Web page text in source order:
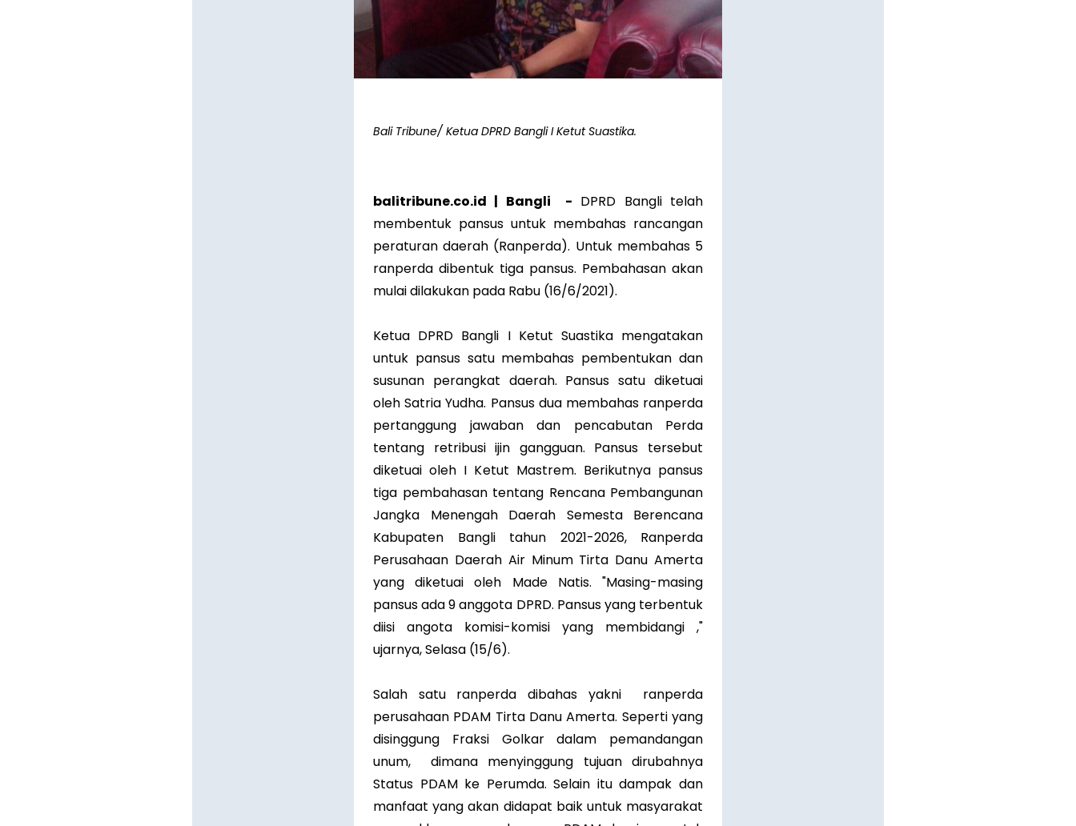
Bali Tribune/ Ketua DPRD Bangli I Ketut Suastika.
balitribune.co.id | Bangli - DPRD Bangli telah
membentuk pansus untuk membahas rancangan
peraturan daerah (Ranperda). Untuk membahas 5
ranperda dibentuk tiga pansus. Pembahasan akan
mulai dilakukan pada Rabu (16/6/2021).
Ketua DPRD Bangli I Ketut Suastika mengatakan
untuk pansus satu membahas pembentukan dan
susunan perangkat daerah. Pansus satu diketuai
oleh Satria Yudha. Pansus dua membahas ranperda
pertanggung jawaban dan pencabutan Perda
tentang retribusi ijin gangguan. Pansus tersebut
diketuai oleh I Ketut Mastrem. Berikutnya pansus
tiga pembahasan tentang Rencana Pembangunan
Jangka Menengah Daerah Semesta Berencana
Kabupaten Bangli tahun 2021-2026, Ranperda
Perusahaan Daerah Air Minum Tirta Danu Amerta
yang diketuai oleh Made Natis. "Masing-masing
pansus ada 9 anggota DPRD. Pansus yang terbentuk
diisi angota komisi-komisi yang membidangi ,"
ujarnya, Selasa (15/6).
Salah satu ranperda dibahas yakni ranperda
perusahaan PDAM Tirta Danu Amerta. Seperti yang
disinggung Fraksi Golkar dalam pemandangan
unum, dimana menyinggung tujuan dirubahnya
Status PDAM ke Perumda. Selain itu dampak dan
manfaat yang akan didapat baik untuk masyarakat